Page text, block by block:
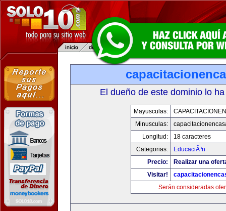
El dueño de este dominio lo
Mayusculas:
Minusculas:
Longitud:
18 caracteres
Categorias:
EducaciÃ³n
Precio:
Realizar una
Visitar!
Serán consideradas